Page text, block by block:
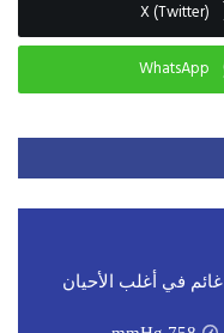
X (Twitter)
WhatsApp
غائم في أغلب الأحيان